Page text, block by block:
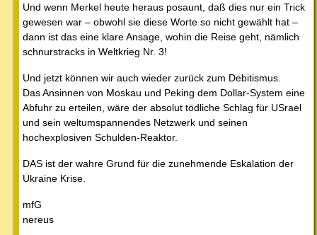
Und wenn Merkel heute heraus posaunt, daß dies nur ein Trick
gewesen war – obwohl sie diese Worte so nicht gewählt hat –
dann ist das eine klare Ansage, wohin die Reise geht, nämlich
schnurstracks in Weltkrieg Nr. 3!
Und jetzt können wir auch wieder zurück zum Debitismus.
Das Ansinnen von Moskau und Peking dem Dollar-System eine
Abfuhr zu erteilen, wäre der absolut tödliche Schlag für USrael
und sein weltumspannendes Netzwerk und seinen
hochexplosiven Schulden-Reaktor.
DAS ist der wahre Grund für die zunehmende Eskalation der
Ukraine Krise.
mfG
nereus